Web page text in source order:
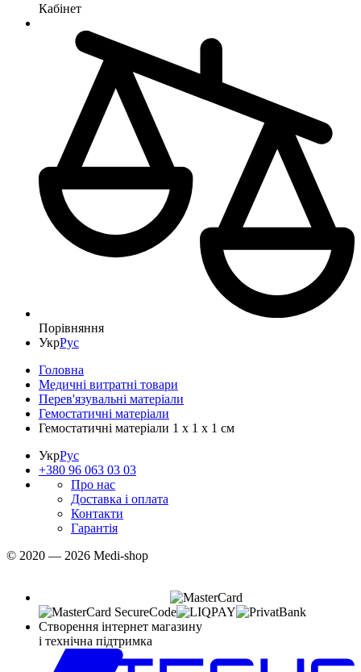
Кабінет
Порівняння
УкрРус
Головна
Медичні витратні товари
Перев'язувальні матеріали
Гемостатичні матеріали
Гемостатичні матеріали 1 х 1 х 1 см
УкрРус
+380 96 063 03 03
Про нас
Доставка і оплата
Контакти
Гарантія
© 2020 — 2026 Medi-shop
Створення інтернет магазину
і технічна підтримка